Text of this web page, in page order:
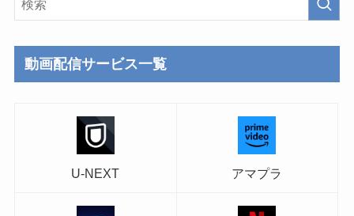
動画配信サービス一覧
U-NEXT アマプラ